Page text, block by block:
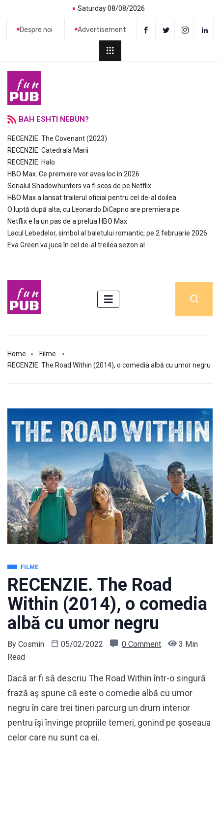
Saturday 08/08/2026
Despre noi Advertisement
BAH ESHTI NEBUN?
RECENZIE. The Covenant (2023)
RECENZIE. Catedrala Marii
RECENZIE. Halo
HBO Max. Ce premiere vor avea loc în 2026
Serialul Shadowhunters va fi scos de pe Netflix
HBO Max a lansat trailerul oficial pentru cel de-al doilea
O luptă după alta, cu Leonardo DiCaprio are premiera pe
Netflix e la un pas de a prelua HBO Max
Lacul Lebedelor, simbol al baletului romantic, pe 2 februarie 2026
Eva Green va juca în cel de-al treilea sezon al
Home
Filme
RECENZIE. The Road Within (2014), o comedia albă cu umor negru
FILME
RECENZIE. The Road
Within (2014), o comedia
albă cu umor negru
By Cosmin 05/02/2022 0 Comment
3 Min
Read
Dacă ar fi să descriu The Road Within într-o singură
frază aş spune că este o comedie albă cu umor
negru în care trei tineri parcurg un drum interior
pentru îşi învinge propriile temeri, gonind pe şoseaua
celor care nu sunt ca ei.